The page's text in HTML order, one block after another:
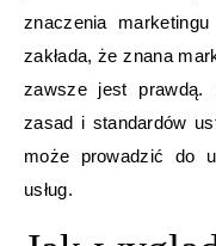
znaczenia
zakłada, że znana
zawsze jest prawdą.
zasad i standardów
może prowadzić do
usług.